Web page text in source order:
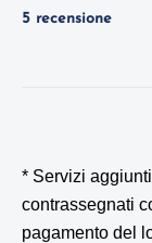
5 recensione
* Servizi
contrassegnati
pagamento del